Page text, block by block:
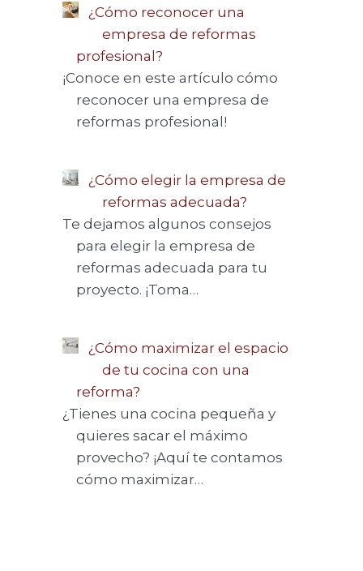
¿Cómo reconocer una
empresa de reformas
profesional?
¡Conoce en este artículo cómo
reconocer una empresa de
reformas profesional!
¿Cómo elegir la empresa de
reformas adecuada?
Te dejamos algunos consejos
para elegir la empresa de
reformas adecuada para tu
proyecto. ¡Toma…
¿Cómo maximizar el espacio
de tu cocina con una
reforma?
¿Tienes una cocina pequeña y
quieres sacar el máximo
provecho? ¡Aquí te contamos
cómo maximizar…